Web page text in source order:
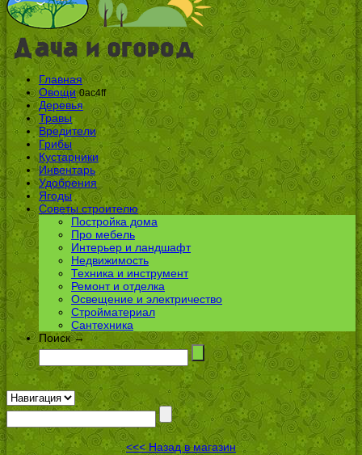
Главная
Овощи 0ac4ff
Деревья
Травы
Вредители
Грибы
Кустарники
Инвентарь
Удобрения
Ягоды
Советы строителю
Постройка дома
Про мебель
Интерьер и ландшафт
Недвижимость
Техника и инструмент
Ремонт и отделка
Освещение и электричество
Стройматериал
Сантехника
Поиск →
<<< Назад в магазин